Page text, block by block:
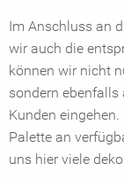
Im Anschluss an
wir auch die
können wir nicht
sondern ebenfalls
Kunden
Palette an
uns hier viele